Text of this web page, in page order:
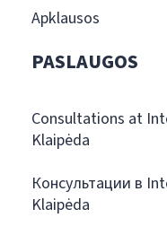
Apklausos
PASLAUGOS
Consultations at
Klaipėda
Консультации в
Klaipėda